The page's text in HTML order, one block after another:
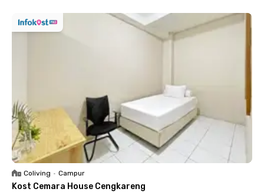
Coliving • Campur
Kost Cemara House Cengkareng